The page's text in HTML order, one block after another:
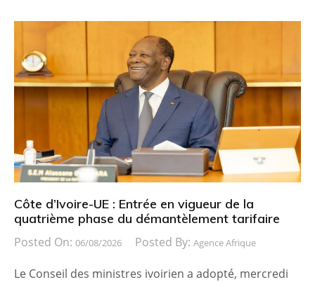
Côte d’Ivoire-UE : Entrée en vigueur de la
quatrième phase du démantèlement tarifaire
Posted On: 06/08/2026 Posted By: Agence Afrique
Le Conseil des ministres ivoirien a adopté, mercredi